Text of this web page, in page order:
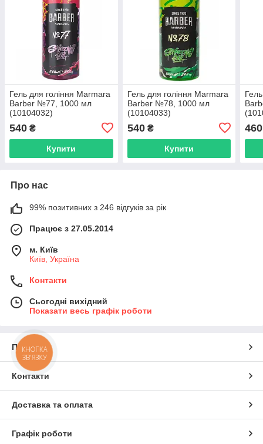
Гель для гоління Marmara
Barber №77, 1000 мл
(10104032)
540 ₴
Купити
Гель для гоління Marmara
Barber №78, 1000 мл
(10104033)
540₴
Купити
460
Про нас
99% позитивних з 246 відгуків за рік
Працює з 27.05.2014
м. Київ
Київ, Україна
Контакти
Сьогодні вихідний
Показати весь графік роботи
Про нас
Контакти
Доставка та оплата
Графік роботи
КНОПКА
ЗВ'ЯЗКУ